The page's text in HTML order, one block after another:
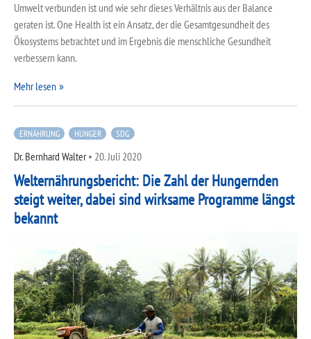
Umwelt verbunden ist und wie sehr dieses Verhältnis aus der Balance
geraten ist. One Health ist ein Ansatz, der die Gesamtgesundheit des
Ökosystems betrachtet und im Ergebnis die menschliche Gesundheit
verbessern kann.
Mehr lesen
ERNÄHRUNG HUNGER SDG
Dr. Bernhard Walter• 20. Juli 2020
Welternährungsbericht: Die Zahl der Hungernden
steigt weiter, dabei sind wirksame Programme längst
bekannt